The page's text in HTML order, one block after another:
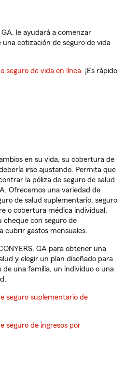
GA, le ayudará a comenzar
cotización de seguro de vida
seguro de vida en línea. ¡Es rápido
en su vida, su cobertura de
irse ajustando. Permita que
la póliza de seguro de salud
Ofrecemos una variedad de
de salud suplementario, seguro
o cobertura médica individual.
cheque con seguro de
cubrir gastos mensuales.
GA para obtener una
y elegir un plan diseñado para
de una familia, un individuo o una
seguro suplementario de
seguro de ingresos por